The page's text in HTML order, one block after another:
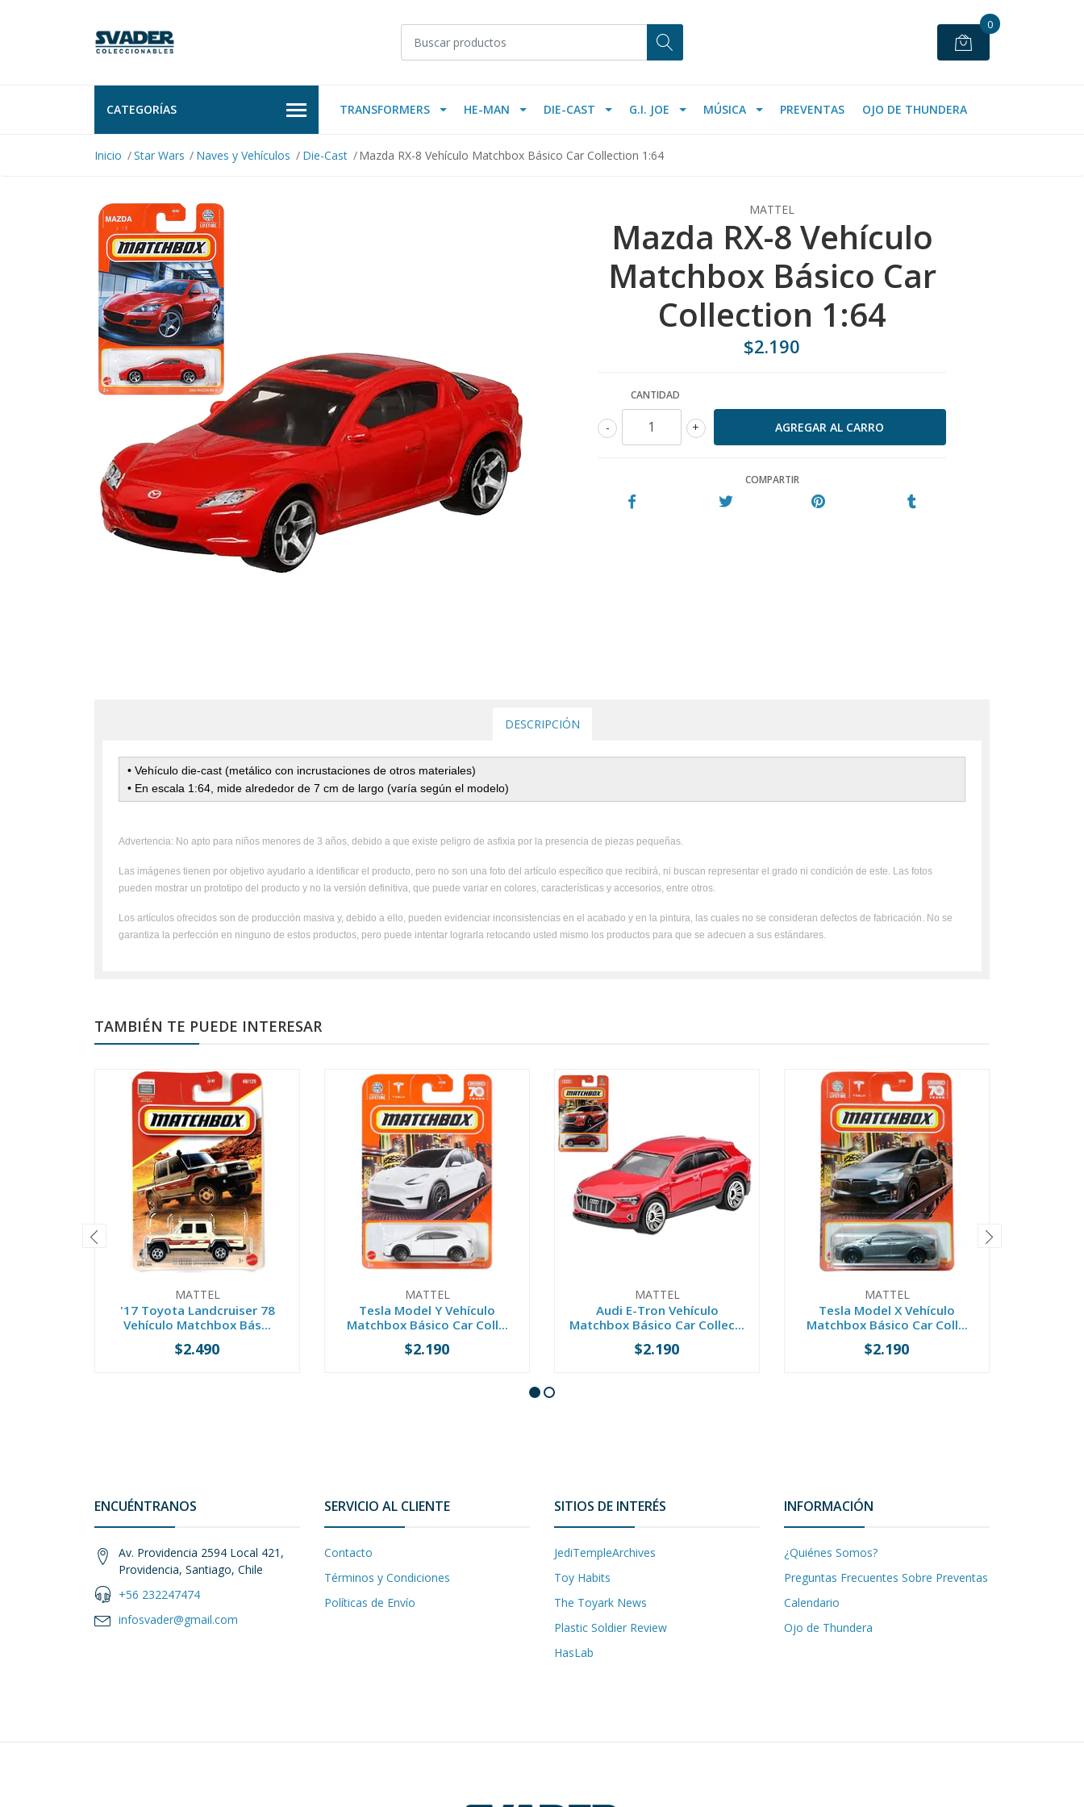
0
CATEGORÍAS TRANSFORMERS HE-MAN DIE-CAST G.I. JOE MÚSICA PREVENTAS OJO DE THUNDERA
Inicio Star Wars Naves y Vehículos Die-Cast Mazda RX-8 Vehículo Matchbox Básico Car Collection 1:64
MATTEL
Mazda RX-8 Vehículo
Matchbox Básico Car
Collection 1:64
$2.190
CANTIDAD
+
-
COMPARTIR
DESCRIPCIÓN
• Vehículo die-cast (metálico con incrustaciones de otros materiales)
• En escala 1:64, mide alrededor de 7 cm de largo (varía según el modelo)
Advertencia: No apto para niños menores de 3 años, debido a que existe peligro de asfixia por la presencia de piezas pequeñas.
Las imágenes tienen por objetivo ayudarlo a identificar el producto, pero no son una foto del artículo específico que recibirá, ni buscan representar el grado ni condición de este. Las fotos
pueden mostrar un prototipo del producto y no la versión definitiva, que puede variar en colores, características y accesorios, entre otros.
Los artículos ofrecidos son de producción masiva y, debido a ello, pueden evidenciar inconsistencias en el acabado y en la pintura, las cuales no se consideran defectos de fabricación. No se
garantiza la perfección en ninguno de estos productos, pero puede intentar lograrla retocando usted mismo los productos para que se adecuen a sus estándares.
TAMBIÉN TE PUEDE INTERESAR
MATTEL
'17 Toyota Landcruiser 78
Vehículo Matchbox Bás...
+
$2.490
MATTEL
Tesla Model Y Vehículo
Matchbox Básico Car Coll...
+
$2.190
MATTEL
Audi E-Tron Vehículo
Matchbox Básico Car Collec...
+
$2.190
MATTEL
Tesla Model X Vehículo
Matchbox Básico Car Coll...
+
$2.190
ENCUÉNTRANOS
Av. Providencia 2594 Local 421,
Providencia, Santiago, Chile
+56 232247474
infosvader@gmail.com
SERVICIO AL CLIENTE
Contacto
Términos y Condiciones
Políticas de Envío
SITIOS DE INTERÉS
JediTempleArchives
Toy Habits
The Toyark News
Plastic Soldier Review
HasLab
INFORMACIÓN
¿Quiénes Somos?
Preguntas Frecuentes Sobre Preventas
Calendario
Ojo de Thundera